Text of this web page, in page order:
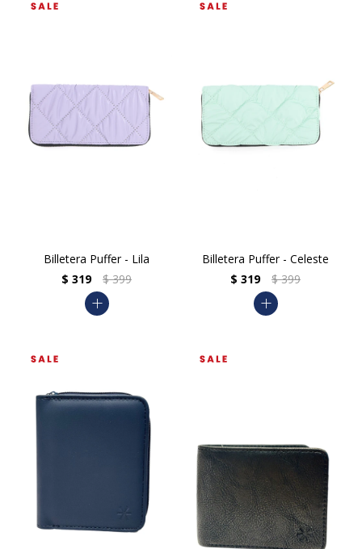
Billetera Puffer - Lila
$ 319 $ 399
add
Billetera Puffer - Celeste
$ 319 $ 399
add